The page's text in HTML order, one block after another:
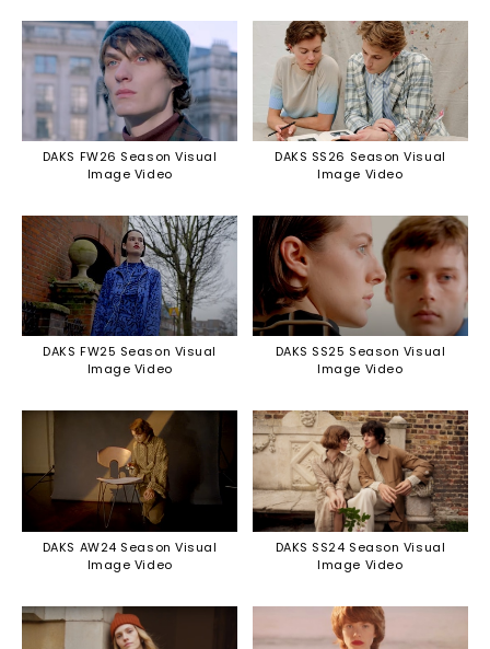
DAKS FW26 Season Visual
Image Video
DAKS SS26 Season Visual
Image Video
DAKS FW25 Season Visual
Image Video
DAKS SS25 Season Visual
Image Video
DAKS AW24 Season Visual
Image Video
DAKS SS24 Season Visual
Image Video